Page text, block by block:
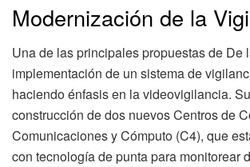
Modernización de la
Una de las principales propuestas de De
implementación de un sistema de
haciendo énfasis en la videovigilancia.
construcción de dos nuevos Centros de
Comunicaciones y Cómputo (C4), que
con tecnología de punta para monitorear